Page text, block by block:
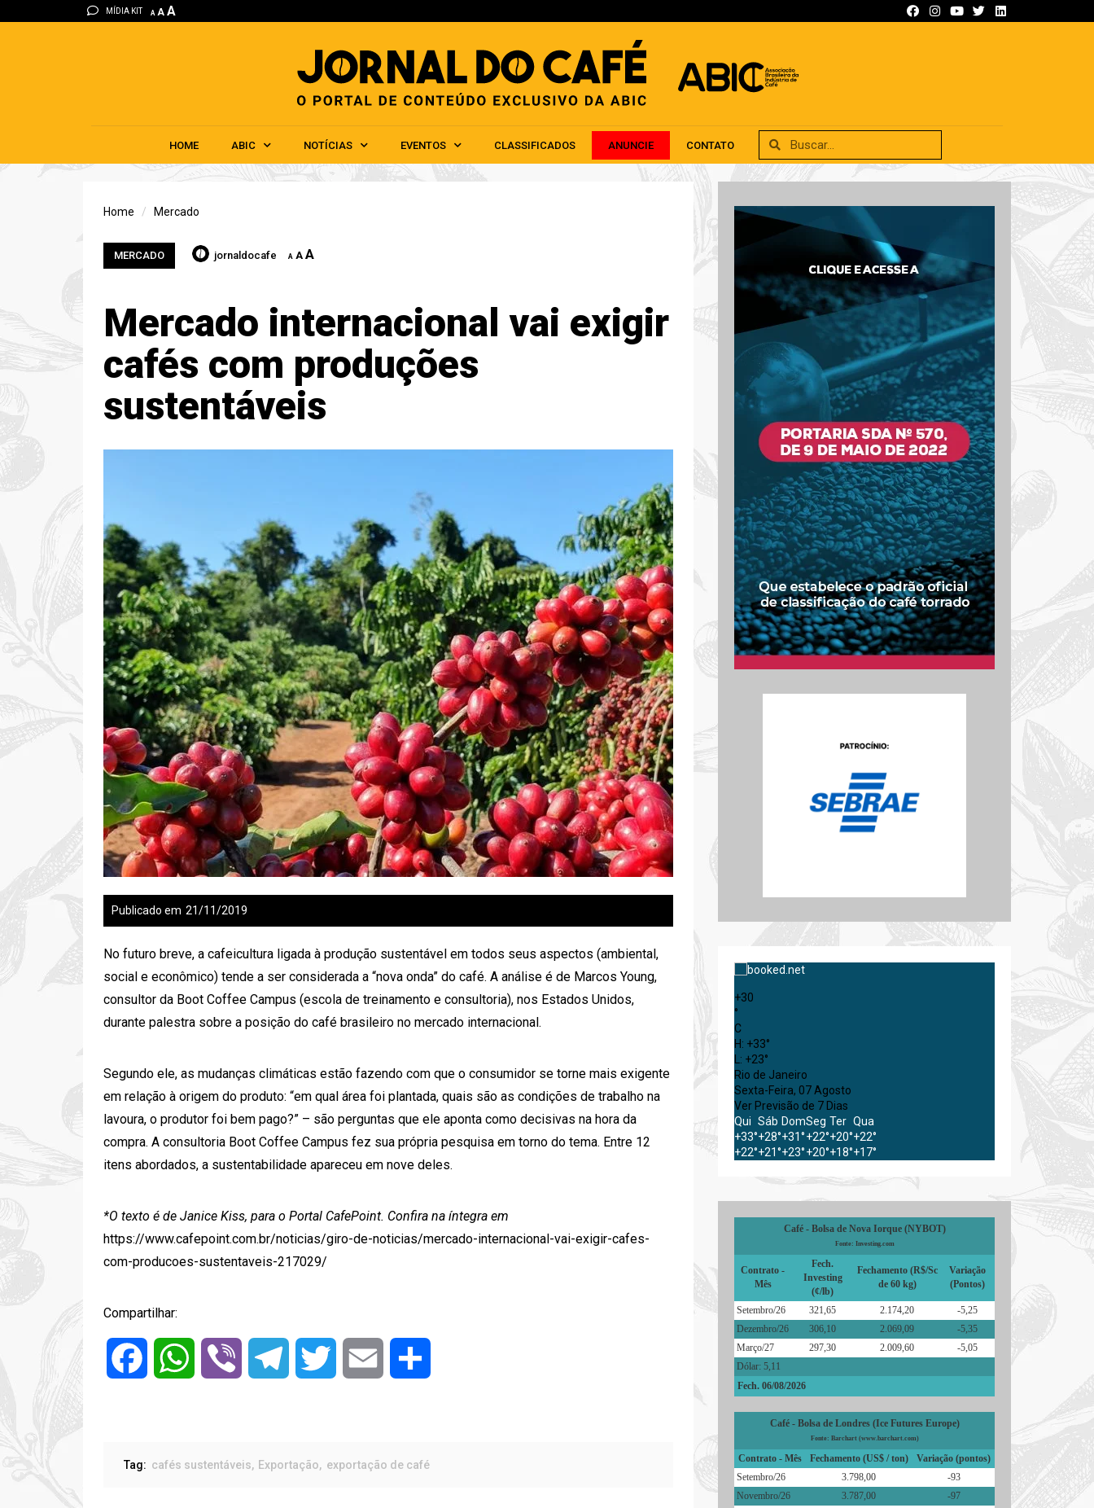
MÍDIA KIT A A A
HOME ABIC NOTÍCIAS EVENTOS CLASSIFICADOS ANUNCIE CONTATO
HOME ABIC NOTÍCIAS EVENTOS
+30
°
C
H: +33°
L: +23°
Rio de Janeiro
Sexta-Feira, 07 Agosto
Ver Previsão de 7 Dias
Qui Sáb DomSeg Ter Qua
+33°+28°+31°+22°+20°+22°
+22°+21°+23°+20°+18°+17°
Café - Bolsa de Nova Iorque (NYBOT)
Fonte: Investing.com
Contrato -
Mês
Fech.
Investing
(¢/lb)
Fechamento (R$/Sc
de 60 kg)
Variação
(Pontos)
Setembro/26 321,65 2.174,20
-5,25
Dezembro/26
306,10 2.069,09
-5,35
Março/27
297,30 2.009,60
-5,05
Dólar: 5,11
Fech. 06/08/2026
Café - Bolsa de Londres (Ice Futures Europe)
Fonte: Barchart (www.barchart.com)
Contrato - Mês Fechamento (US$ / ton)
Variação (pontos)
Setembro/26
3.798,00
-93
Novembro/26
3.787,00
-97
Home Mercado
MERCADO jornaldocafe A A A
Mercado internacional vai exigir
cafés com produções
sustentáveis
21/11/2019
Publicado em
No futuro breve, a cafeicultura ligada à produção sustentável em todos seus aspectos (ambiental,
social e econômico) tende a ser considerada a “nova onda” do café. A análise é de Marcos Young,
consultor da Boot Coffee Campus (escola de treinamento e consultoria), nos Estados Unidos,
durante palestra sobre a posição do café brasileiro no mercado internacional.
Segundo ele, as mudanças climáticas estão fazendo com que o consumidor se torne mais exigente
em relação à origem do produto: “em qual área foi plantada, quais são as condições de trabalho na
lavoura, o produtor foi bem pago?” – são perguntas que ele aponta como decisivas na hora da
compra. A consultoria Boot Coffee Campus fez sua própria pesquisa em torno do tema. Entre 12
itens abordados, a sustentabilidade apareceu em nove deles.
*O texto é de Janice Kiss, para o Portal CafePoint. Confira na íntegra em
https://www.cafepoint.com.br/noticias/giro-de-noticias/mercado-internacional-vai-exigir-cafes-
com-producoes-sustentaveis-217029/
Compartilhar:
Facebook WhatsApp Viber Telegram Twitter Email
Tag: cafés sustentáveis Exportação exportação de café